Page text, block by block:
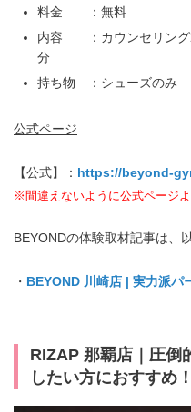
料金 ：無料
内容 ：カウンセリング
分
持ち物 ：シューズのみ
公式ページ
【公式】： https://beyond-
※間違えないように公式ページ
BEYONDの体験取材記事は、
・ BEYOND 川崎店 | 実力派パ
RIZAP 那覇店｜圧倒
したい方におすすめ！